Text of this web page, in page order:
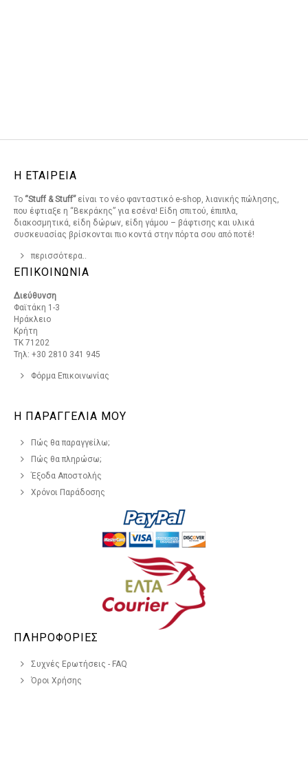
Η ΕΤΑΙΡΕΙΑ
Το “Stuff & Stuff”είναι το νέο φανταστικό e-shop, λιανικής πώλησης,
που έφτιαξε η “Βεκράκης” για εσένα! Είδη σπιτού, έπιπλα,
διακοσμητικά, είδη δώρων, είδη γάμου – βάφτισης και υλικά
συσκευασίας βρίσκονται πιο κοντά στην πόρτα σου από ποτέ!
περισσότερα..
ΕΠΙΚΟΙΝΩΝΙΑ
Διεύθυνση
Φαϊτάκη 1-3
Ηράκλειο
Κρήτη
ΤΚ 71202
Τηλ: +30 2810 341 945
Φόρμα Επικοινωνίας
Η ΠΑΡΑΓΓΕΛΙΑ ΜΟΥ
Πώς θα παραγγείλω;
Πώς θα πληρώσω;
Έξοδα Αποστολής
Χρόνοι Παράδοσης
ΠΛΗΡΟΦΟΡΙΕΣ
Συχνές Ερωτήσεις - FAQ
Όροι Χρήσης